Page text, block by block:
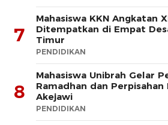
7
Mahasiswa KKN Angkatan
Ditempatkan di Empat
Timur
PENDIDIKAN
8
Mahasiswa Unibrah Gelar
Ramadhan dan Perpisahan
Akejawi
PENDIDIKAN